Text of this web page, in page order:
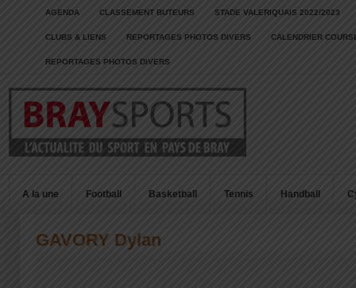
AGENDA CLASSEMENT BUTEURS STADE VALERIQUAIS 2022/2023
CLUBS & LIENS REPORTAGES PHOTOS DIVERS CALENDRIER
REPORTAGES PHOTOS DIVERS
A la une Football Basketball Tennis Handball
GAVORY Dylan